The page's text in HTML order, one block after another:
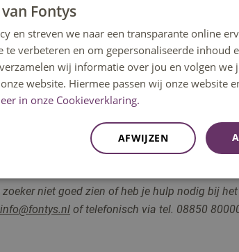
niet goed zien of heb je hulp nodig bij
info@fontys.nl of telefonisch via tel. 08850
Fontys
en streven we naar een transparante online
te verbeteren en om gepersonaliseerde inhoud
wij informatie over jou en volgen we
website. Hiermee passen wij onze website
in onze Cookieverklaring.
AFWIJZEN